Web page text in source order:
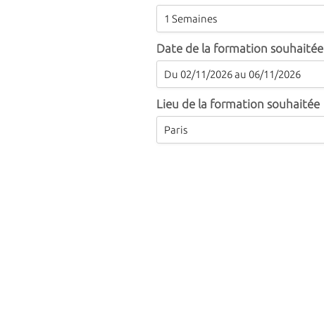
Date de la formation souhaitée
Lieu de la formation souhaitée